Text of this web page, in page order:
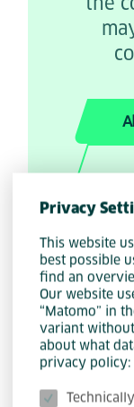
Privacy
This website
best possible
find an
Our website
“Matomo” in
variant
about what
privacy